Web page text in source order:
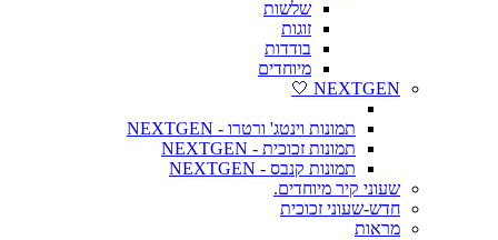
שלשות
זוגות
בודדות
מיוחדים
NEXTGEN 🤍
תמונות וינטג' ורטרו - NEXTGEN
תמונות זכוכית - NEXTGEN
תמונות קנבס - NEXTGEN
שעוני קיר מיוחדים.
חדש-שעוני זכוכית
מראות